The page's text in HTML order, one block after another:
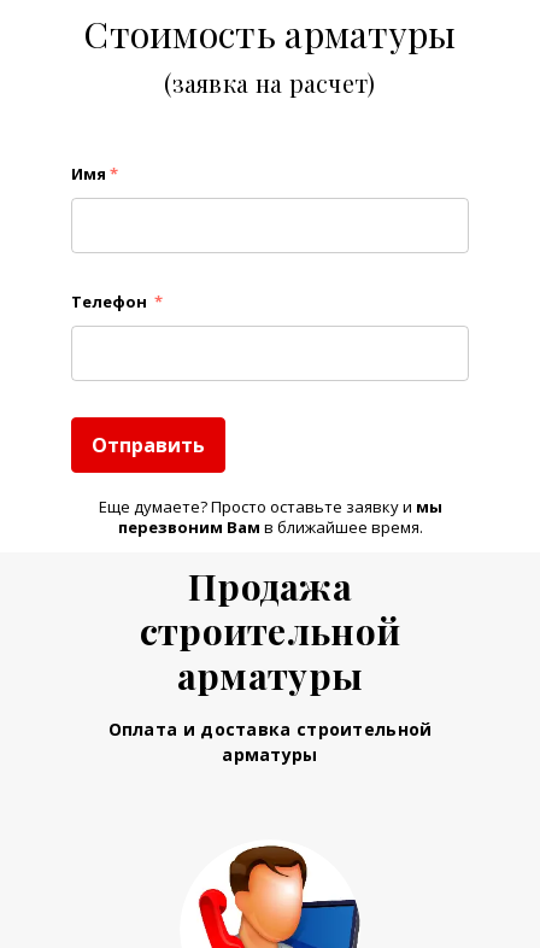
Стоимость арматуры
(заявка на расчет)
Имя *
Телефон *
Отправить
Еще думаете? Просто оставьте заявку и мы
перезвоним Вам в ближайшее время.
Продажа
строительной
арматуры
Оплата и доставка строительной
арматуры